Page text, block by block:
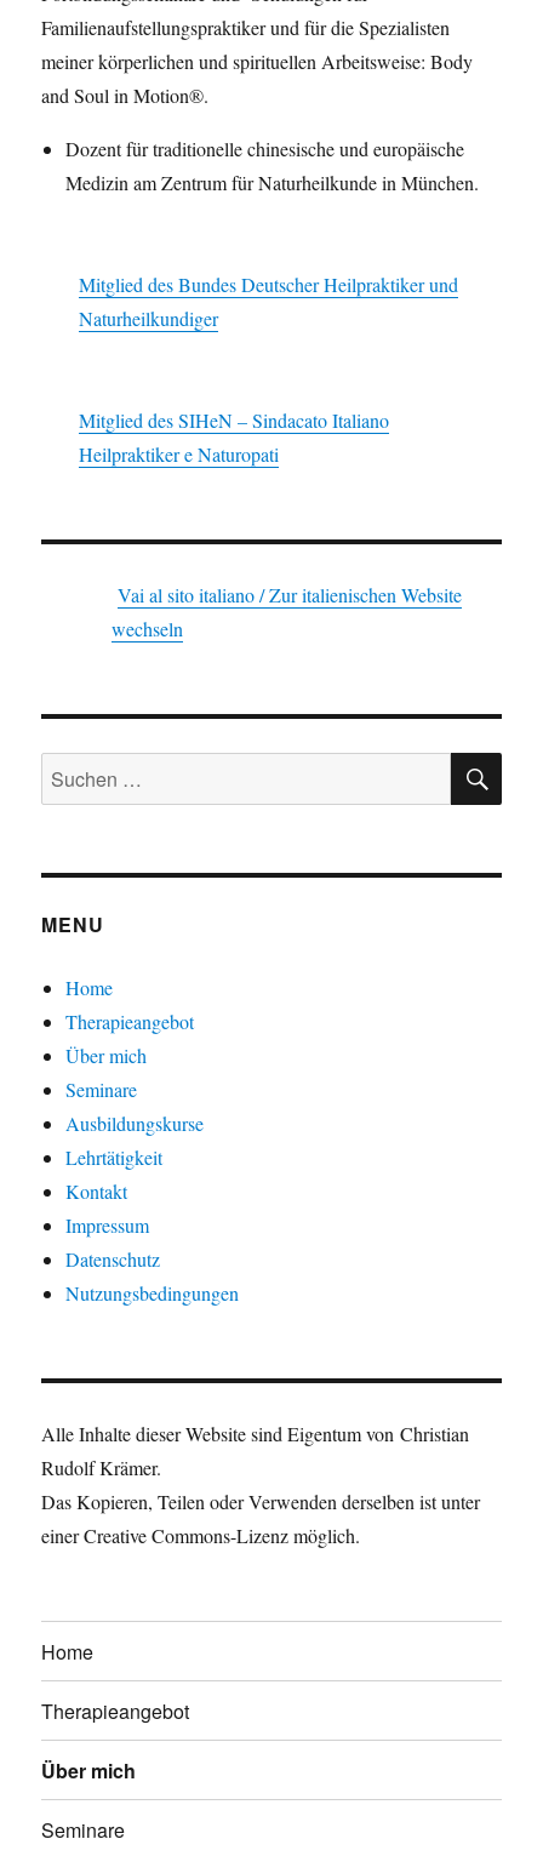
Familienaufstellungspraktiker und für die Spezialisten
meiner körperlichen und spirituellen Arbeitsweise: Body
and Soul in Motion®.
Dozent für traditionelle chinesische und europäische
Medizin am Zentrum für Naturheilkunde in München.
Mitglied des Bundes Deutscher Heilpraktiker und
Naturheilkundiger
Mitglied des SIHeN – Sindacato Italiano
Heilpraktiker e Naturopati
Vai al sito italiano / Zur italienischen Website
wechseln
Suchen
nach:
MENU
Home
Therapieangebot
Über mich
Seminare
Ausbildungskurse
Lehrtätigkeit
Kontakt
Impressum
Datenschutz
Nutzungsbedingungen
Alle Inhalte dieser Website sind Eigentum von Christian
Rudolf Krämer.
Das Kopieren, Teilen oder Verwenden derselben ist unter
einer Creative Commons-Lizenz möglich.
Home
Therapieangebot
Über mich
Seminare